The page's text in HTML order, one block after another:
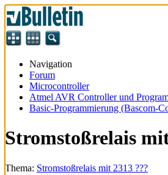
Navigation
Forum
Microcontroller
Atmel AVR Controller und
Basic-Programmierung (Bascom-
Stromstoßrelais
Thema: Stromstoßrelais mit 2313 ???